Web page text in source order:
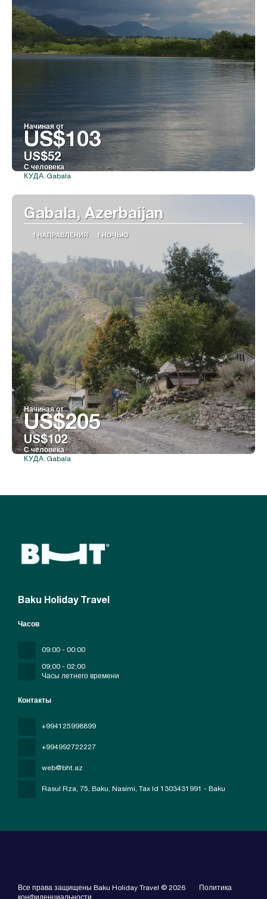
Начиная от
US$103
US$52
С человека
КУДА: Gabala
Gabala, Azerbaijan
1 НАПРАВЛЕНИЯ 1 НОЧЬЮ
Начиная от
US$205
US$102
С человека
КУДА: Gabala
Baku Holiday Travel
Контакты
+994125998899
+994992722227
web@bht.az
Rasul Rza, 75, Baku, Nasimi, Tax Id 1303431991 - Baku
Часов
09:00 - 00:00
09;00 - 02;00
Часы летнего времени
Все права защищены Baku Holiday Travel © 2026
Политика